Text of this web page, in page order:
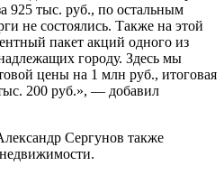
925 тыс. руб., по остальным
не состоялись. Также на этой
пакет акций одного из
городу. Здесь мы
цены на 1 млн руб., итоговая
200 руб.», — добавил
Сергунов также